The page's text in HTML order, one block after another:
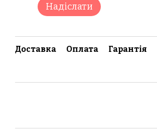
Надіслати
Доставка Оплата Гарантія